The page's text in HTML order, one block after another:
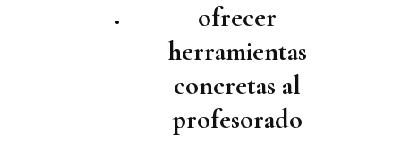
ofrecer
herramientas
concretas al
profesorado